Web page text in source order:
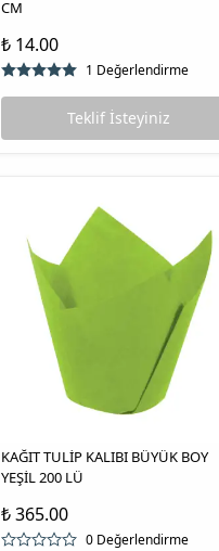
CM
₺ 14.00
1 Değerlendirme
Teklif İsteyiniz
KAĞIT TULİP KALIBI BÜYÜK BOY
YEŞİL 200 LÜ
₺ 365.00
0 Değerlendirme